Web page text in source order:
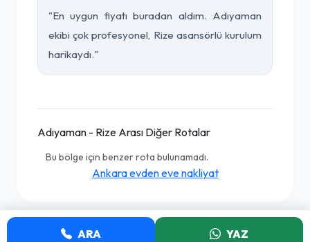
"En uygun fiyatı buradan aldım. Adıyaman
ekibi çok profesyonel, Rize asansörlü kurulum
harikaydı."
Adıyaman - Rize Arası Diğer Rotalar
Bu bölge için benzer rota bulunamadı.
Ankara evden eve nakliyat
ARA YAZ